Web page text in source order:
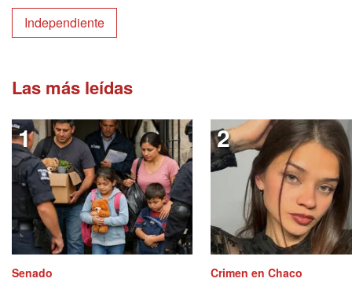
Independiente
Las más leídas
Senado Crimen en Chaco